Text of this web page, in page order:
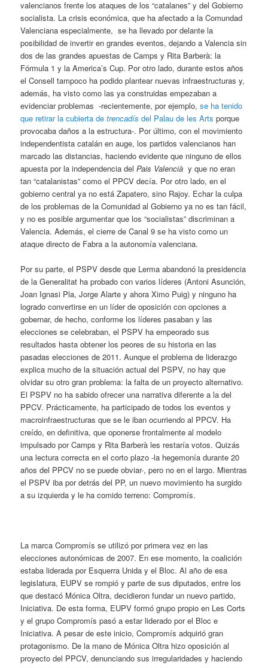
valencianos frente los ataques de los “catalanes” y del Gobierno
socialista. La crisis económica, que ha afectado a la Comundad
Valenciana especialmente, se ha llevado por delante la
posibilidad de invertir en grandes eventos, dejando a Valencia sin
dos de las grandes apuestas de Camps y Rita Barberà: la
Fórmula 1 y la America’s Cup. Por otro lado, durante estos años
el Consell tampoco ha podido plantear nuevas infraestructuras y,
además, ha visto como las ya construidas empezaban a
evidenciar problemas -recientemente, por ejemplo,se ha tenido
que retirar la cubierta de trencadís del Palau de les Artsporque
provocaba daños a la estructura-. Por último, con el movimiento
independentista catalán en auge, los partidos valencianos han
marcado las distancias, haciendo evidente que ninguno de ellos
apuesta por la independencia delPais Valencià y que no eran
tan “catalanistas” como el PPCV decía. Por otro lado, en el
gobierno central ya no está Zapatero, sino Rajoy. Echar la culpa
de los problemas de la Comunidad al Gobierno ya no es tan fácil,
y no es posible argumentar que los “socialistas” discriminan a
Valencia. Además, el cierre de Canal 9 se ha visto como un
ataque directo de Fabra a la autonomía valenciana.
Por su parte, el PSPV desde que Lerma abandonó la presidencia
de la Generalitat ha probado con varios líderes (Antoni Asunción,
Joan Ignasi Pla, Jorge Alarte y ahora Ximo Puig) y ninguno ha
logrado convertirse en un líder de oposición con opciones a
gobernar, de hecho, conforme los líderes pasaban y las
elecciones se celebraban, el PSPV ha empeorado sus
resultados hasta obtener los peores de su historia en las
pasadas elecciones de 2011. Aunque el problema de liderazgo
explica mucho de la situación actual del PSPV, no hay que
olvidar su otro gran problema: la falta de un proyecto alternativo.
El PSPV no ha sabido ofrecer una narrativa diferente a la del
PPCV. Prácticamente, ha participado de todos los eventos y
macroinfraestructuras que se le iban ocurriendo al PPCV. Ha
creído, en definitiva, que oponerse frontalmente al modelo
impulsado por Camps y Rita Barberà les restaría votos. Quizás
una lectura correcta en el corto plazo -la hegemonía durante 20
años del PPCV no se puede obviar-, pero no en el largo. Mientras
el PSPV iba por detrás del PP, un nuevo movimiento ha surgido
a su izquierda y le ha comido terreno: Compromís.
La marca Compromís se utilizó por primera vez en las
elecciones autonómicas de 2007. En ese momento, la coalición
estaba liderada por Esquerra Unida y el Bloc. Al año de esa
legislatura, EUPV se rompió y parte de sus diputados, entre los
que destacó Mónica Oltra, decidieron fundar un nuevo partido,
Iniciativa. De esta forma, EUPV formó grupo propio en Les Corts
y el grupo Compromís pasó a estar liderado por el Bloc e
Iniciativa. A pesar de este inicio, Compromís adquirió gran
protagonismo. De la mano de Mónica Oltra hizo oposición al
proyecto del PPCV, denunciando sus irregularidades y haciendo